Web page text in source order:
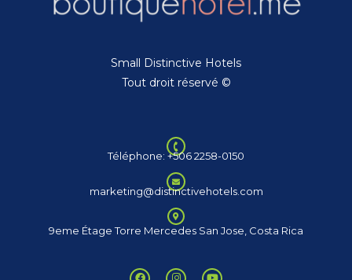
Small Distinctive Hotels
Tout droit réservé ©
Téléphone: +506 2258-0150
marketing@distinctivehotels.com
9eme Étage Torre Mercedes San Jose, Costa Rica